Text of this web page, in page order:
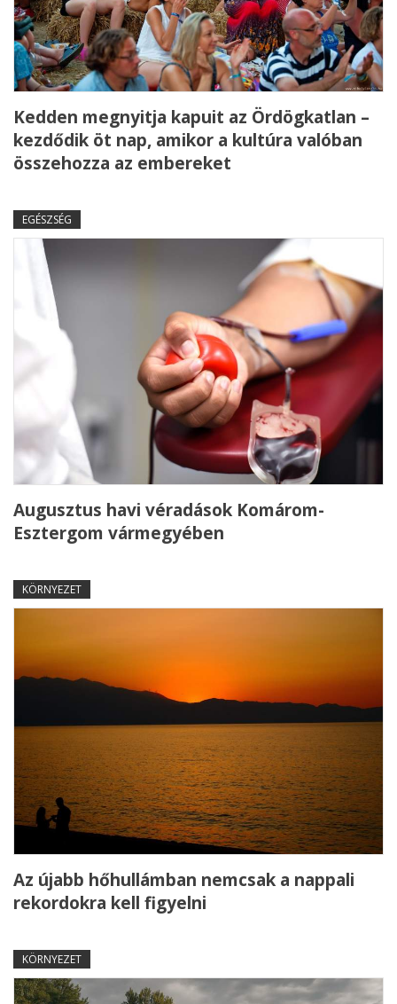
Kedden megnyitja kapuit az Ördögkatlan –
kezdődik öt nap, amikor a kultúra valóban
összehozza az embereket
EGÉSZSÉG
Augusztus havi véradások Komárom-
Esztergom vármegyében
KÖRNYEZET
Az újabb hőhullámban nemcsak a nappali
rekordokra kell figyelni
KÖRNYEZET